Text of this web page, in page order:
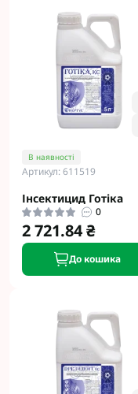
В наявності
Артикул: 611519
Інсектицид Готіка
0
2 721.84 ₴
До кошика